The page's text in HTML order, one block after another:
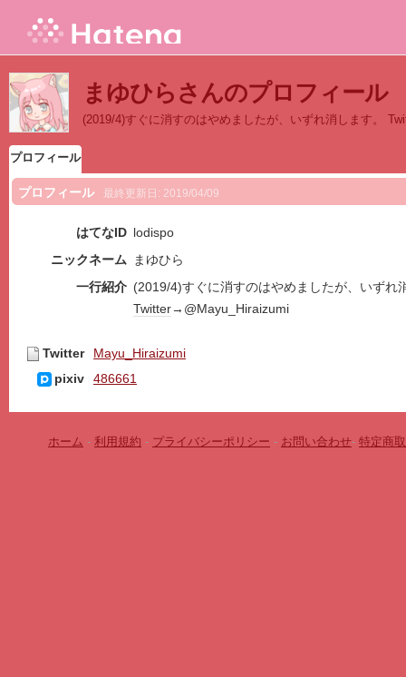
まゆひらさんのプロフィール
(2019/4)すぐに消すのはやめましたが、いずれ消します。
プロフィール
プロフィール 最終更新日: 2019/04/09
はてなID lodispo
ニックネーム まゆひら
一行紹介 (2019/4)すぐに消すのはやめましたが、いずれ
Twitter→@Mayu_Hiraizumi
Twitter
Mayu_Hiraizumi
pixiv
486661
ホーム - 利用規約 - プライバシーポリシー - お問い合わせ- 特定商